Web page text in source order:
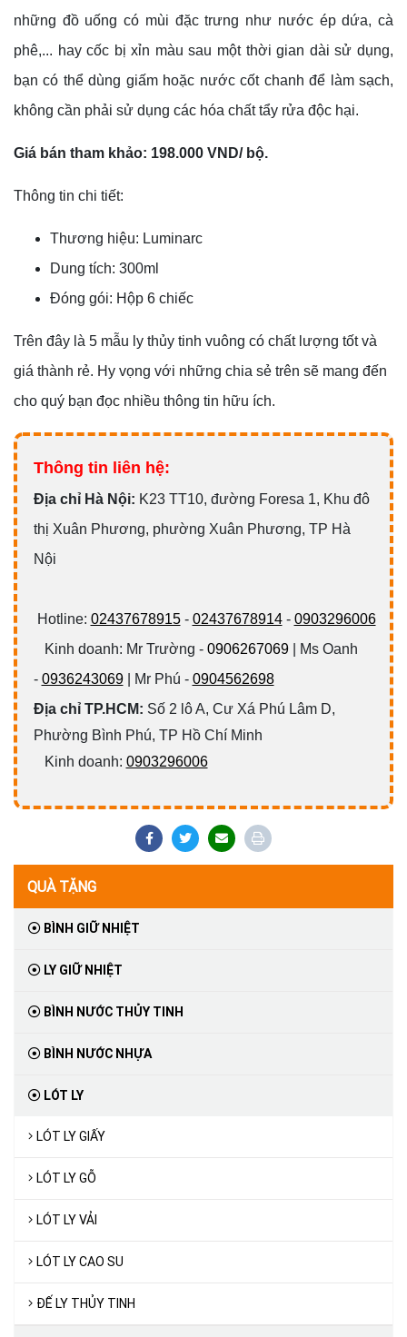
những đồ uống có mùi đặc trưng như nước ép dứa, cà
phê,... hay cốc bị xỉn màu sau một thời gian dài sử dụng,
bạn có thể dùng giấm hoặc nước cốt chanh để làm sạch,
không cần phải sử dụng các hóa chất tẩy rửa độc hại.
Giá bán tham khảo: 198.000 VND/ bộ.
Thông tin chi tiết:
Thương hiệu: Luminarc
Dung tích: 300ml
Đóng gói: Hộp 6 chiếc
Trên đây là 5 mẫu ly thủy tinh vuông có chất lượng tốt và
giá thành rẻ. Hy vọng với những chia sẻ trên sẽ mang đến
cho quý bạn đọc nhiều thông tin hữu ích.
Thông tin liên hệ:
Địa chỉ Hà Nội: K23 TT10, đường Foresa 1, Khu đô
thị Xuân Phương, phường Xuân Phương, TP Hà
Nội
Hotline: 02437678915- 02437678914- 0903296006
Kinh doanh: Mr Trường - 0906267069| Ms Oanh
- 0936243069| Mr Phú - 0904562698
Địa chỉ TP.HCM: Số 2 lô A, Cư Xá Phú Lâm D,
Phường Bình Phú, TP Hồ Chí Minh
Kinh doanh: 0903296006
QUÀ TẶNG
BÌNH GIỮ NHIỆT
LY GIỮ NHIỆT
BÌNH NƯỚC THỦY TINH
BÌNH NƯỚC NHỰA
LÓT LY
LÓT LY GIẤY
LÓT LY GỖ
LÓT LY VẢI
LÓT LY CAO SU
ĐẾ LY THỦY TINH